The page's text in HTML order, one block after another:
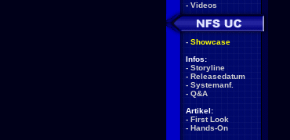
- Videos
- Showcase
Infos:
- Storyline
- Releasedatum
- Systemanf.
- Q&A
Artikel:
- First Look
- Hands-On